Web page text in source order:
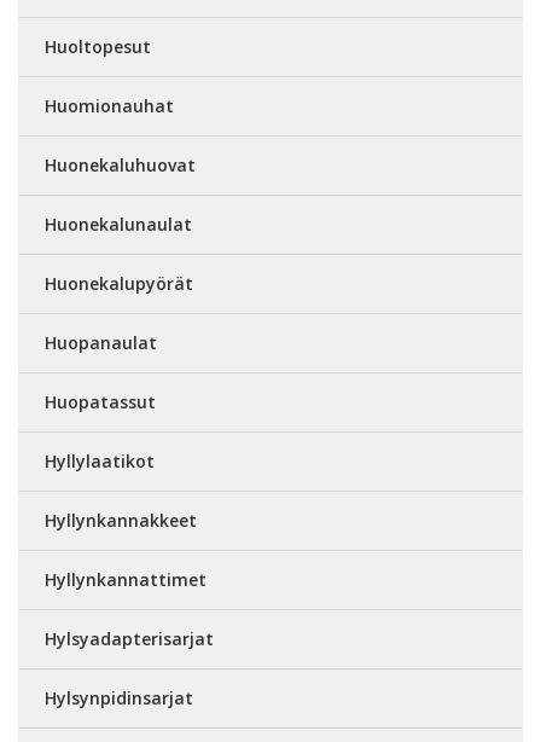
Huoltopesut
Huomionauhat
Huonekaluhuovat
Huonekalunaulat
Huonekalupyörät
Huopanaulat
Huopatassut
Hyllylaatikot
Hyllynkannakkeet
Hyllynkannattimet
Hylsyadapterisarjat
Hylsynpidinsarjat